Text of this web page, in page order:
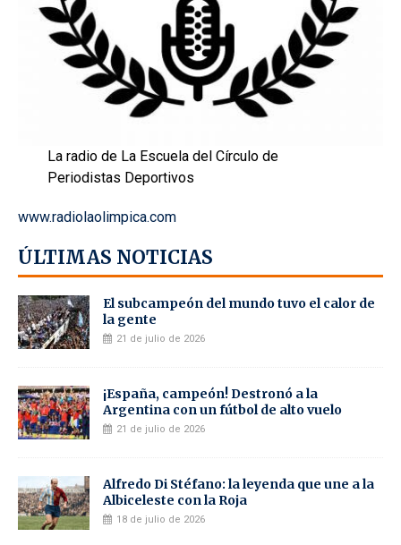
La radio de La Escuela del Círculo de
Periodistas Deportivos
www.radiolaolimpica.com
ÚLTIMAS NOTICIAS
El subcampeón del mundo tuvo el calor de
la gente
21 de julio de 2026
¡España, campeón! Destronó a la
Argentina con un fútbol de alto vuelo
21 de julio de 2026
Alfredo Di Stéfano: la leyenda que une a la
Albiceleste con la Roja
18 de julio de 2026